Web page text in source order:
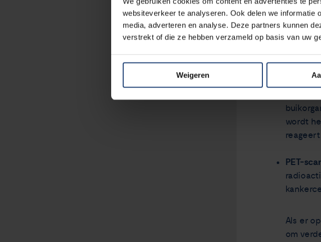
websiteverkeer te analyseren. Ook delen we
media, adverteren en analyse. Deze partners kunnen
verstrekt of die ze hebben verzameld op basis van uw
Weigeren
lawaai;
beeld
wordt
PET-
Als er
om